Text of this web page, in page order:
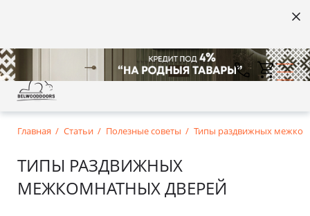
Главная Статьи Полезные советы Типы раздвижных
ТИПЫ РАЗДВИЖНЫХ
МЕЖКОМНАТНЫХ ДВЕРЕЙ